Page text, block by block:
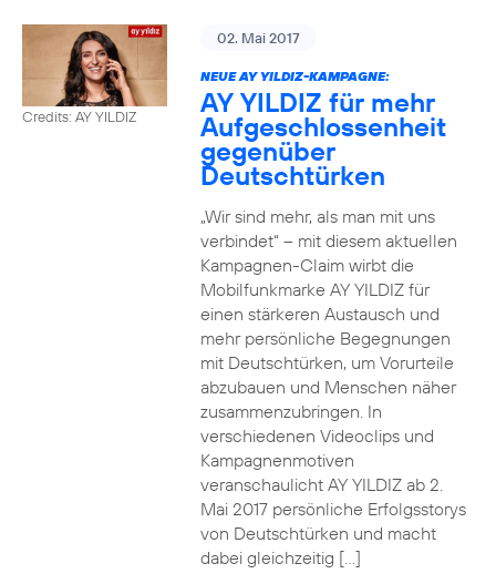
Credits: AY YILDIZ
02. Mai 2017
NEUE AY YILDIZ-KAMPAGNE:
AY YILDIZ für mehr
Aufgeschlossenheit
gegenüber
Deutschtürken
„Wir sind mehr, als man mit uns
verbindet“ – mit diesem aktuellen
Kampagnen-Claim wirbt die
Mobilfunkmarke AY YILDIZ für
einen stärkeren Austausch und
mehr persönliche Begegnungen
mit Deutschtürken, um Vorurteile
abzubauen und Menschen näher
zusammenzubringen. In
verschiedenen Videoclips und
Kampagnenmotiven
veranschaulicht AY YILDIZ ab 2.
Mai 2017 persönliche Erfolgsstorys
von Deutschtürken und macht
dabei gleichzeitig […]